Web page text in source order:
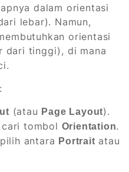
dalam orientasi
lebar). Namun,
orientasi
dari tinggi), di mana
(atau Page Layout).
cari tombol Orientation.
antara Portrait atau